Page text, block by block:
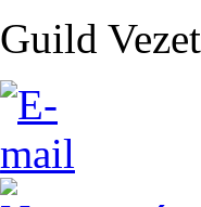
Guild